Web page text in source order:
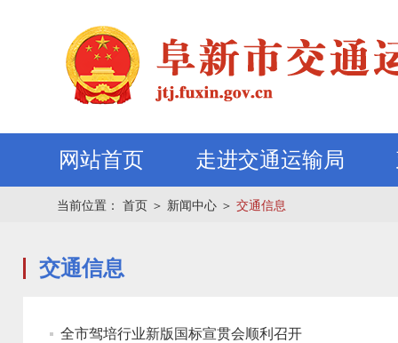
网站首页 走进交通运输局
当前位置： 首页 ＞ 新闻中心 ＞ 交通信息
交通信息
全市驾培行业新版国标宣贯会顺利召开